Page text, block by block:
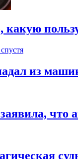
какую
из
что